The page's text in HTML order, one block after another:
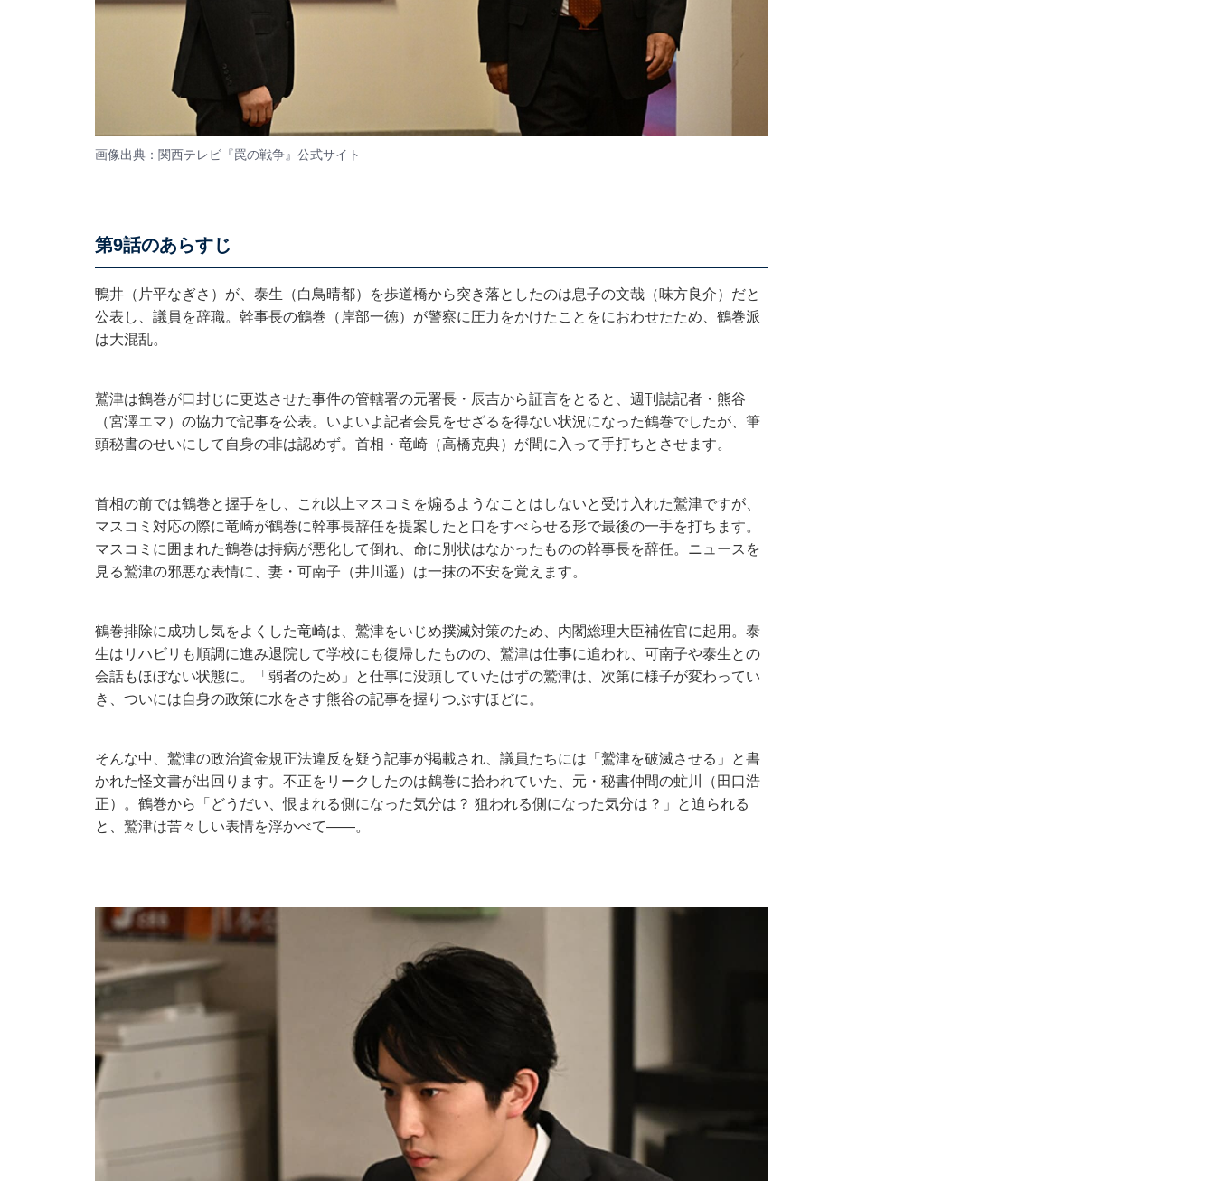
画像出典：関西テレビ『罠の戦争』 公式サイト
第9話のあらすじ
鴨井（片平なぎさ）が、泰生（白鳥晴都）を歩道橋から突き落としたのは息子の文哉（味方良介）だと
公表し、議員を辞職。幹事長の鶴巻（岸部一徳）が警察に圧力をかけたことをにおわせたため、鶴巻派
は大混乱。
鷲津は鶴巻が口封じに更迭させた事件の管轄署の元署長・辰吉から証言をとると、週刊誌記者・熊谷
（宮澤エマ）の協力で記事を公表。いよいよ記者会見をせざるを得ない状況になった鶴巻でしたが、筆
頭秘書のせいにして自身の非は認めず。首相・竜崎（高橋克典）が間に入って手打ちとさせます。
首相の前では鶴巻と握手をし、これ以上マスコミを煽るようなことはしないと受け入れた鷲津ですが、
マスコミ対応の際に竜崎が鶴巻に幹事長辞任を提案したと口をすべらせる形で最後の一手を打ちます。
マスコミに囲まれた鶴巻は持病が悪化して倒れ、命に別状はなかったものの幹事長を辞任。ニュースを
見る鷲津の邪悪な表情に、妻・可南子（井川遥）は一抹の不安を覚えます。
鶴巻排除に成功し気をよくした竜崎は、鷲津をいじめ撲滅対策のため、内閣総理大臣補佐官に起用。泰
生はリハビリも順調に進み退院して学校にも復帰したものの、鷲津は仕事に追われ、可南子や泰生との
会話もほぼない状態に。「弱者のため」と仕事に没頭していたはずの鷲津は、次第に様子が変わってい
き、ついには自身の政策に水をさす熊谷の記事を握りつぶすほどに。
そんな中、鷲津の政治資金規正法違反を疑う記事が掲載され、議員たちには「鷲津を破滅させる」と書
かれた怪文書が出回ります。不正をリークしたのは鶴巻に拾われていた、元・秘書仲間の虻川（田口浩
正）。鶴巻から「どうだい、恨まれる側になった気分は？ 狙われる側になった気分は？」と迫られる
と、鷲津は苦々しい表情を浮かべて――。